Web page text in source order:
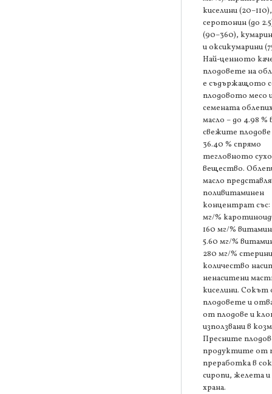
киселини (20–110),
серотонин (до
(90–360),
и оксикумарини
Най-ценното
плодовете на
е съдържащото
плодовото месо
семената
масло – до 4.98 %
свежите плодове
36.40 % спрямо
тегловното сухо
вещество.
масло
поливитаминен
концентрат със:
мг/%
160 мг/%
5.60 мг/%
280 мг/%
количество
ненаситени
киселини.
плодовете и
от плодове и
използвани в
Пресните
продуктите от
преработка в
сиропи, желета
храна.